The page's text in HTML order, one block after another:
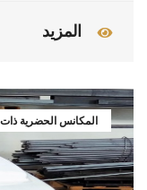
المزيد
المكانس الحضرية ذات